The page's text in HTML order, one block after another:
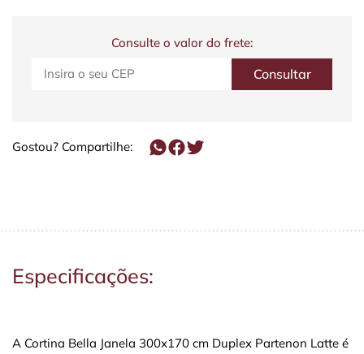
Consulte o valor do frete:
Gostou? Compartilhe:
Especificações:
A Cortina Bella Janela 300x170 cm Duplex Partenon Latte é